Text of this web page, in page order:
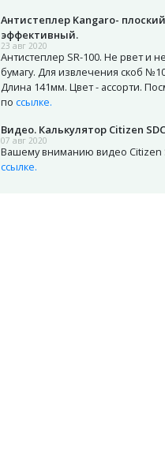
Антистеплер Kangaro-
эффективный.
23 авг 2020
Антистеплер SR-100. Не рвет и
бумагу. Для извлечения скоб
Длина 141мм. Цвет - ассорти.
по ссылке.
Видео. Калькулятор Citizen
07 авг 2020
Вашему вниманию видео Citizen
ссылке.